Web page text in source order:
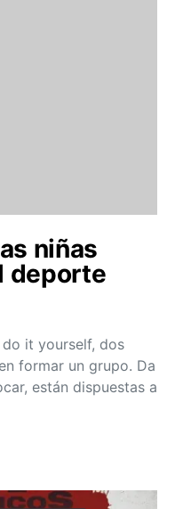
niñas
deporte
it yourself, dos
formar un grupo. Da
están dispuestas a